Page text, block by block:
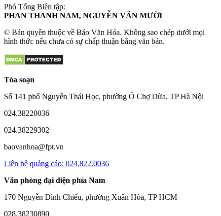
Phó Tổng Biên tập:
PHAN THANH NAM, NGUYỄN VĂN MƯỜI
© Bản quyền thuộc về Báo Văn Hóa. Không sao chép dưới mọi
hình thức nếu chưa có sự chấp thuận bằng văn bản.
Tòa soạn
Số 141 phố Nguyễn Thái Học, phường Ô Chợ Dừa, TP Hà Nội
024.38220036
024.38229302
baovanhoa@fpt.vn
Liên hệ quảng cáo: 024.822.0036
Văn phòng đại diện phía Nam
170 Nguyễn Đình Chiểu, phường Xuân Hòa, TP HCM
028.38230890